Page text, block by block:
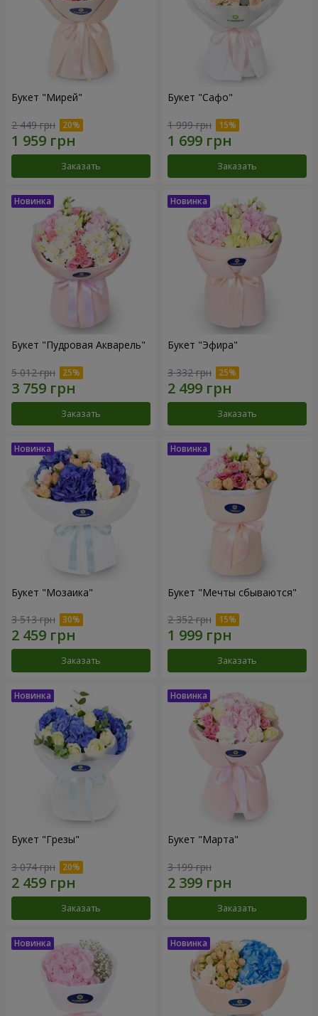
Букет "Мирей"
2 449 грн
Заказать
Букет "Сафо"
1 999 грн
Заказать
Букет "Пудровая Акварель"
5 012 грн
Заказать
Букет "Эфира"
3 332 грн
Заказать
Букет "Мозаика"
3 513 грн
Заказать
Букет "Мечты сбываются"
2 352 грн
Заказать
Букет "Грезы"
3 074 грн
Заказать
Букет "Марта"
3 199 грн
Заказать